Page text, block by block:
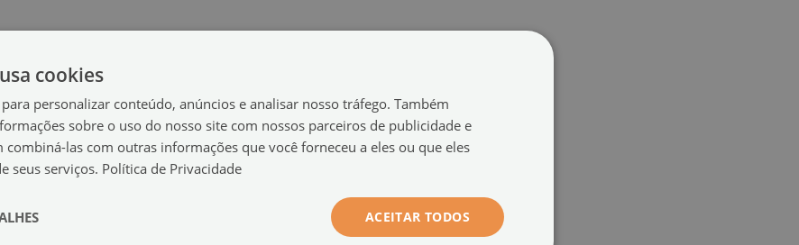
cookies
personalizar conteúdo, anúncios e analisar nosso tráfego. Também
sobre o uso do nosso site com nossos parceiros de publicidade e
combiná-las com outras informações que você forneceu a eles ou que eles
seus serviços. Política de Privacidade
ACEITAR TODOS